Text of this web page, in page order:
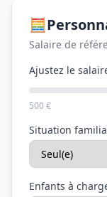
🧮
Salaire de
Ajustez le
500 €
Situation
Enfants à